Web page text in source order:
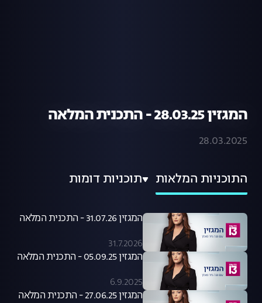
המגזין 28.03.25 - התכנית המלאה
28.03.2025
התוכניות המלאות תוכניות דומות
המגזין 31.07.26 - התכנית המלאה
31.7.2026
המגזין 05.09.25 - התכנית המלאה
6.9.2025
המגזין 27.06.25 - התכנית המלאה